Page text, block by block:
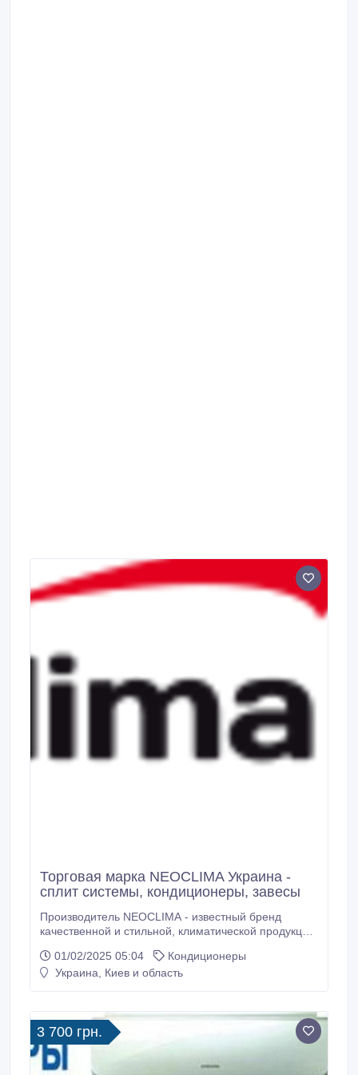
Торговая марка NEOCLIMA Украина -
сплит системы, кондиционеры, завесы
Производитель NEOCLIMA - известный бренд
качественной и стильной, климатической продукции
совмещает, концепцию инновационных передовых
технологий, революционный дизайн и эффективную
конкурентоспособный, соответствующий всем
критериям качества изготовления
кондиционирования, повседневного климата,
01/02/2025 05:04
Кондиционеры
Украина, Киев и область
3 700 грн.